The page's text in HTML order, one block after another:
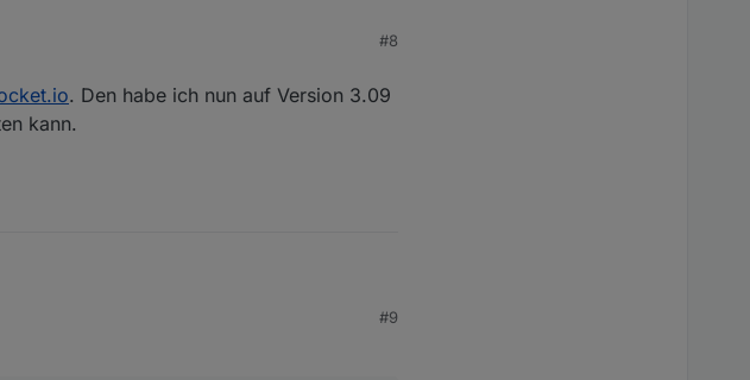
#8
. Den habe ich nun auf Version 3.09
kann.
kann.
#9